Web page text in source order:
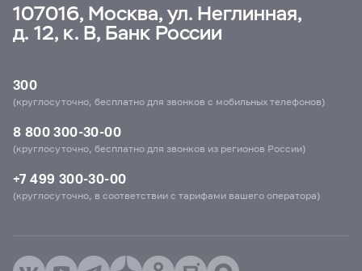
107016, Москва, ул. Неглинная,
д. 12, к. В, Банк России
300
(круглосуточно, бесплатно для звонков с мобильных телефонов)
8 800 300-30-00
(круглосуточно, бесплатно для звонков из регионов России)
+7 499 300-30-00
(круглосуточно, в соответствии с тарифами вашего оператора)